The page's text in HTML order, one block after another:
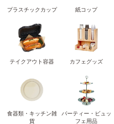
プラスチックカップ 紙コップ
テイクアウト容器 カフェグッズ
食器類・キッチン雑
貨
パーティー・ビュッ
フェ用品